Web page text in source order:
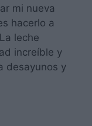
mi nueva
hacerlo a
leche
increíble y
desayunos y